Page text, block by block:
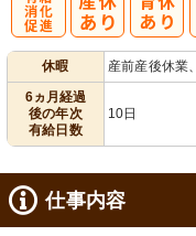
休暇
産前産後休業
6ヵ月経過
後の年次
有給日数
10日
仕事内容